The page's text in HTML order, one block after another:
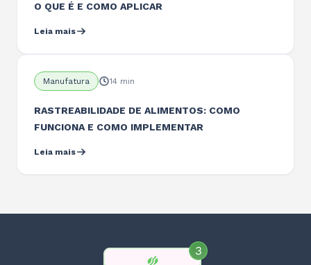
O QUE É E COMO APLICAR
Leia mais
Manufatura 14 min
RASTREABILIDADE DE ALIMENTOS: COMO
FUNCIONA E COMO IMPLEMENTAR
Leia mais